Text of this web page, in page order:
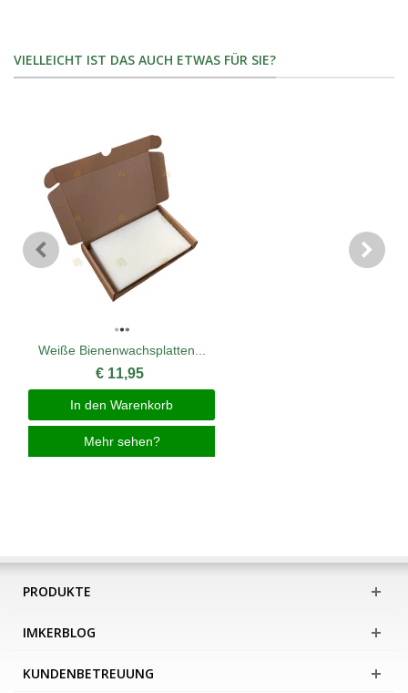
VIELLEICHT IST DAS AUCH ETWAS FÜR SIE?
Weiße Bienenwachsplatten...
€ 11,95
In den Warenkorb
Mehr sehen?
PRODUKTE
IMKERBLOG
KUNDENBETREUUNG